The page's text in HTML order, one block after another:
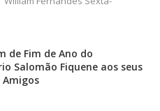
de Fim de Ano do
Salomão Fiquene aos seus
Amigos